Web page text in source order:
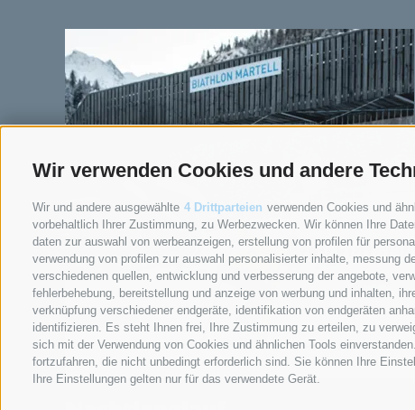
Wir verwenden Cookies und andere
Wir und andere ausgewählte 4 Drittparteien verwenden Cookies und
vorbehaltlich Ihrer Zustimmung, zu Werbezwecken. Wir können Ihre
daten zur auswahl von werbeanzeigen, erstellung von profilen für
verwendung von profilen zur auswahl personalisierter inhalte, messung
verschiedenen quellen, entwicklung und verbesserung der angebote,
fehlerbehebung, bereitstellung und anzeige von werbung und inhalten,
verknüpfung verschiedener endgeräte, identifikation von endgeräten
identifizieren. Es steht Ihnen frei, Ihre Zustimmung zu erteilen, zu
sich mit der Verwendung von Cookies und ähnlichen Tools
fortzufahren, die nicht unbedingt erforderlich sind. Sie können Ihre
Ihre Einstellungen gelten nur für das verwendete Gerät.